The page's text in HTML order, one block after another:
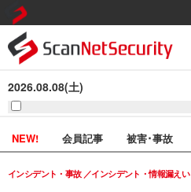
2026.08.08(土)
NEW! 会員記事 被害･事故
インシデント・事故 インシデント・情報漏えい